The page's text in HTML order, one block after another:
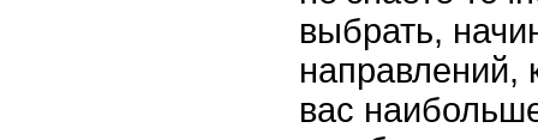
выбрать,
направлений,
вас